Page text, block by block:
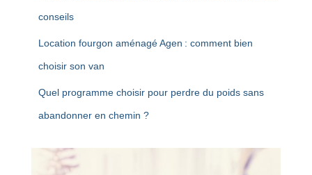
conseils
Location fourgon aménagé Agen : comment bien
choisir son van
Quel programme choisir pour perdre du poids sans
abandonner en chemin ?